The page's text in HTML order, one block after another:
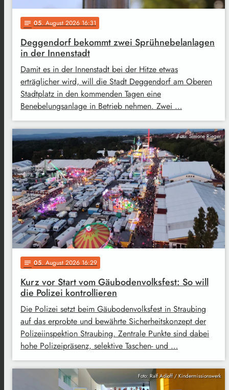
notes 05. August 2026 16:31
Deggendorf bekommt zwei Sprühnebelanlagen
in der Innenstadt
Damit es in der Innenstadt bei der Hitze etwas
erträglicher wird, will die Stadt Deggendorf am Oberen
Stadtplatz in den kommenden Tagen eine
Benebelungsanlage in Betrieb nehmen. Zwei …
Foto: Simone Rieger
notes 05. August 2026 16:29
Kurz vor Start vom Gäubodenvolksfest: So will
die Polizei kontrollieren
Die Polizei setzt beim Gäubodenvolksfest in Straubing
auf das erprobte und bewährte Sicherheitskonzept der
Polizeiinspektion Straubing. Zentrale Punkte sind dabei
hohe Polizeipräsenz, selektive Taschen- und …
Foto: Ralf Adloff / Kindermissionswerk